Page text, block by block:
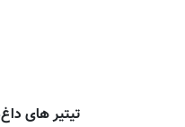
تیتیر های داغ